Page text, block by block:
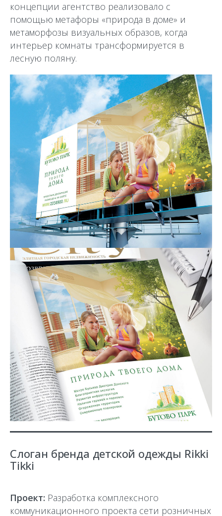
концепции агентство реализовало с
помощью метафоры «природа в доме» и
метаморфозы визуальных образов, когда
интерьер комнаты трансформируется в
лесную поляну.
Слоган бренда детской одежды Rikki
Tikki
Проект: Разработка комплексного
коммуникационного проекта сети розничных